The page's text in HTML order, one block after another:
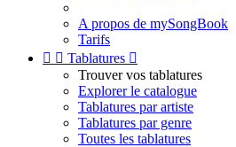
A propos de mySongBook
Tarifs
  Tablatures 
Trouver vos tablatures
Explorer le catalogue
Tablatures par artiste
Tablatures par genre
Toutes les tablatures